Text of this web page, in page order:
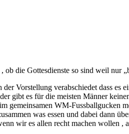
ob die Gottesdienste so sind weil nur
Vorstellung verabschiedet dass es
gibt es für die meisten Männer
gemeinsamen WM-Fussballgucken
was essen und dabei dann
wir es allen recht machen wollen ,